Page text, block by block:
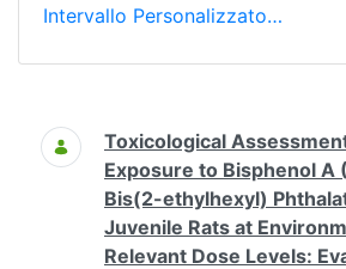
Intervallo Personalizzato…
Ricerca
Toxicological
Exposure to Bisphenol A
Bis(2-ethylhexyl)
Juvenile Rats at
Relevant Dose Levels: